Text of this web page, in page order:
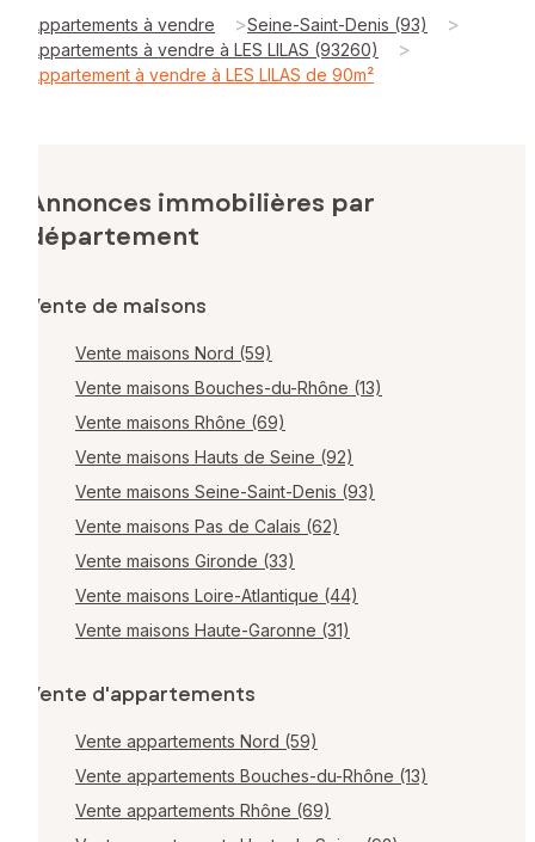
Appartements à vendre >Seine-Saint-Denis (93) >
Appartements à vendre à LES LILAS (93260) >
Appartement à vendre à LES LILAS de 90m²
Annonces immobilières par
département
Vente de maisons
Vente maisons Nord (59)
Vente maisons Bouches-du-Rhône (13)
Vente maisons Rhône (69)
Vente maisons Hauts de Seine (92)
Vente maisons Seine-Saint-Denis (93)
Vente maisons Pas de Calais (62)
Vente maisons Gironde (33)
Vente maisons Loire-Atlantique (44)
Vente maisons Haute-Garonne (31)
Vente d'appartements
Vente appartements Nord (59)
Vente appartements Bouches-du-Rhône (13)
Vente appartements Rhône (69)